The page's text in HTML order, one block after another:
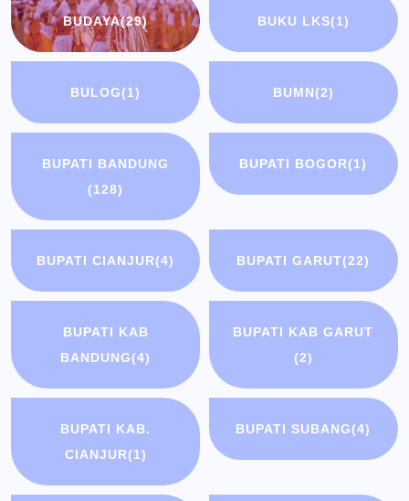
BUDAYA(29) BUKU LKS(1)
BULOG(1) BUMN(2)
BUPATI BANDUNG
(128)
BUPATI BOGOR(1)
BUPATI CIANJUR(4) BUPATI GARUT(22)
BUPATI KAB
BANDUNG(4)
BUPATI KAB GARUT
(2)
BUPATI KAB.
CIANJUR(1)
BUPATI SUBANG(4)